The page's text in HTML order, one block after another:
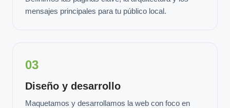
mensajes principales para tu público local.
03
Diseño y desarrollo
Maquetamos y desarrollamos la web con foco en